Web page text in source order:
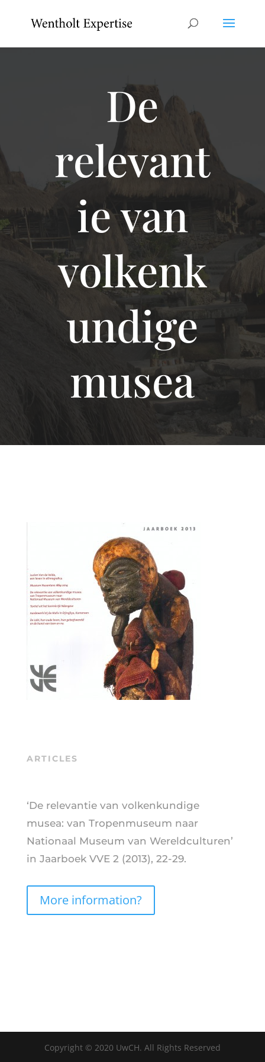
De
relevant
ie van
volkenk
undige
musea
ARTICLES
‘De relevantie van volkenkundige
musea: van Tropenmuseum naar
Nationaal Museum van Wereldculturen’
in Jaarboek VVE 2 (2013), 22-29.
More information?
Copyright © 2020 UwCH. All Rights Reserved